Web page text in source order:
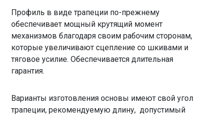
Профиль в виде трапеции по-прежнему
обеспечивает мощный крутящий момент
механизмов благодаря своим рабочим сторонам,
которые увеличивают сцепление со шкивами и
тяговое усилие. Обеспечивается длительная
гарантия.
Варианты изготовления основы имеют свой угол
трапеции, рекомендуемую длину, допустимый